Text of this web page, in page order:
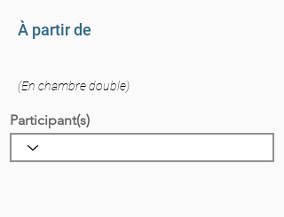
À partir de
(En chambre double)
Participant(s)